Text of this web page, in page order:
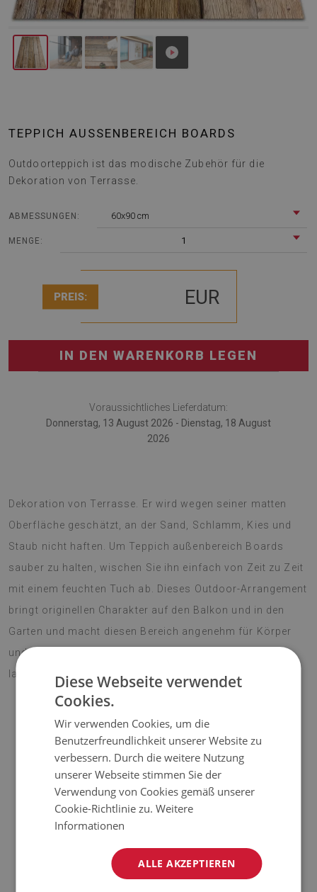
TEPPICH AUSSENBEREICH BOARDS
Outdoorteppich ist das modische Zubehör für die
Dekoration von Terrasse.
ABMESSUNGEN: 60x90 cm
MENGE: 1
PREIS: EUR
IN DEN WARENKORB LEGEN
Voraussichtliches Lieferdatum:
Donnerstag, 13 August 2026 - Dienstag, 18 August
2026
Dekoration von Terrasse. Er wird wegen seiner matten
Oberfläche geschätzt, an der Sand, Schlamm, Kies und
Staub nicht haften. Um Teppich außenbereich Boards
sauber zu halten, wischen Sie ihn einfach von Zeit zu Zeit
mit einem feuchten Tuch ab. Dieses Outdoor-Arrangement
bringt originellen Charakter auf den Balkon und in den
Garten und macht diesen Bereich angenehm für Körper
und Seele. Lebendige Farben erfreuen das Auge für eine
lange Zeit. Machen Sie Ihre Terrasse zu einem Blickfang!
Vinyl verstärkt mit PES-Netz;
Die Teppiche sind nicht rutschfest;
Visualisierung abweichen.
Diese Webseite verwendet
Cookies.
Wir verwenden Cookies, um die
Benutzerfreundlichkeit unserer Website zu
verbessern. Durch die weitere Nutzung
unserer Webseite stimmen Sie der
Verwendung von Cookies gemäß unserer
Cookie-Richtlinie zu.Weitere
Informationen
ALLE AKZEPTIEREN